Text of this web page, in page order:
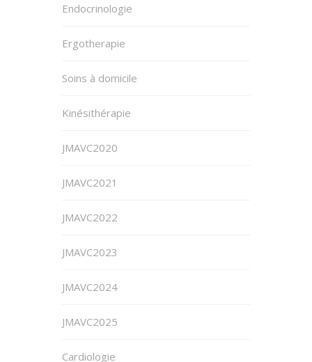
Endocrinologie
Ergotherapie
Soins à domicile
Kinésithérapie
JMAVC2020
JMAVC2021
JMAVC2022
JMAVC2023
JMAVC2024
JMAVC2025
Cardiologie